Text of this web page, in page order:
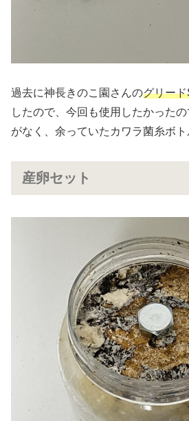
過去に神長きのこ園さんのグリー
したので、今回も使用したかった
がなく、余っていたカワラ菌糸ボト
産卵セット